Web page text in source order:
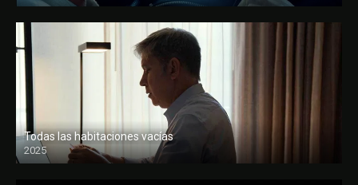
Todas las habitaciones vacías
2025
FULL HD